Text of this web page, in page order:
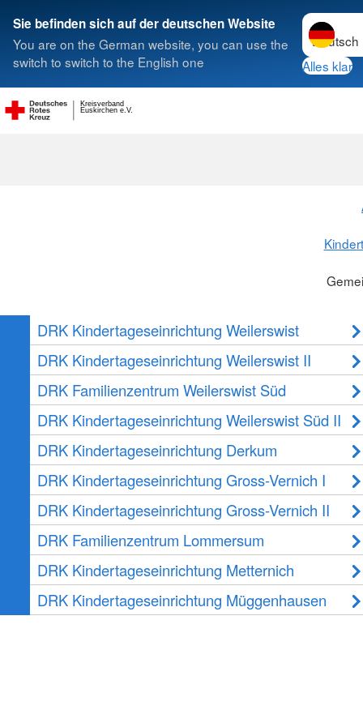
Sie befinden sich auf der deutschen Website
You are on the German website, you can use the
switch to switch to the English one
Sprache
Alles klar
Euskirchen e.V.
Kreisverband
Suche
DRK Kindertageseinrichtung Weilerswist
DRK Kindertageseinrichtung Weilerswist II
DRK Familienzentrum Weilerswist Süd
DRK Kindertageseinrichtung Weilerswist Süd II
DRK Kindertageseinrichtung Derkum
DRK Kindertageseinrichtung Gross-Vernich I
DRK Kindertageseinrichtung Gross-Vernich II
DRK Familienzentrum Lommersum
DRK Kindertageseinrichtung Metternich
DRK Kindertageseinrichtung Müggenhausen